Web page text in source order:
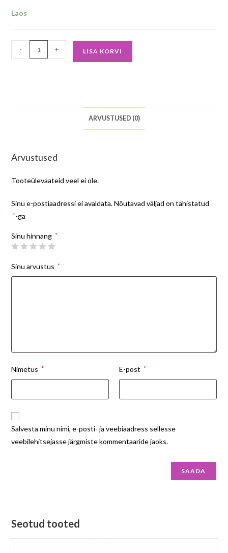
Laos
- + LISA KORVI
ARVUSTUSED (0)
Arvustused
Tooteülevaateid veel ei ole.
Sinu e-postiaadressi ei avaldata. Nõutavad väljad on tähistatud
*-ga
Sinu hinnang *
Sinu arvustus *
Nimetus * E-post *
Salvesta minu nimi, e-posti- ja veebiaadress sellesse
veebilehitsejasse järgmiste kommentaaride jaoks.
Seotud tooted